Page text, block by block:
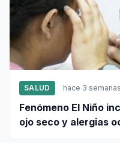
SALUD hace 3 semanas
Fenómeno El Niño
ojo seco y alergias